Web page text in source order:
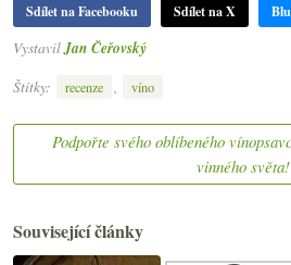
Sdílet na Facebooku Sdílet na X
Vystavil Jan Čeřovský
Štítky:
recenze , víno
Podpořte svého oblíbeného
vinného světa!
Související články